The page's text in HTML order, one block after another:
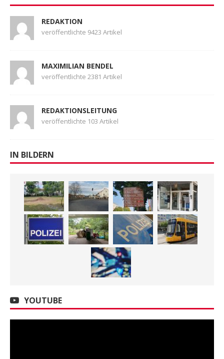
REDAKTION
veröffentlichte 9423 Artikel
MAXIMILIAN BENDEL
veröffentlichte 2381 Artikel
REDAKTIONSLEITUNG
veröffentlichte 103 Artikel
IN BILDERN
YOUTUBE